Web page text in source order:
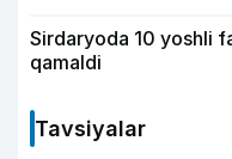
Sirdaryoda 10 yoshli
qamaldi
Tavsiyalar